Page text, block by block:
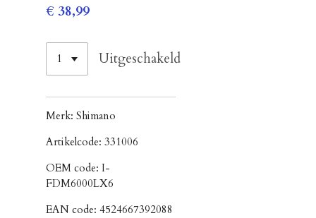
€ 38,99
Uitgeschakeld
Merk: Shimano
Artikelcode: 331006
OEM code: I-
FDM6000LX6
EAN code: 4524667392088